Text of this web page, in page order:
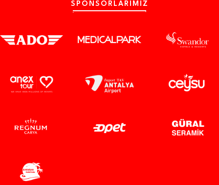
SPONSORLARIMIZ